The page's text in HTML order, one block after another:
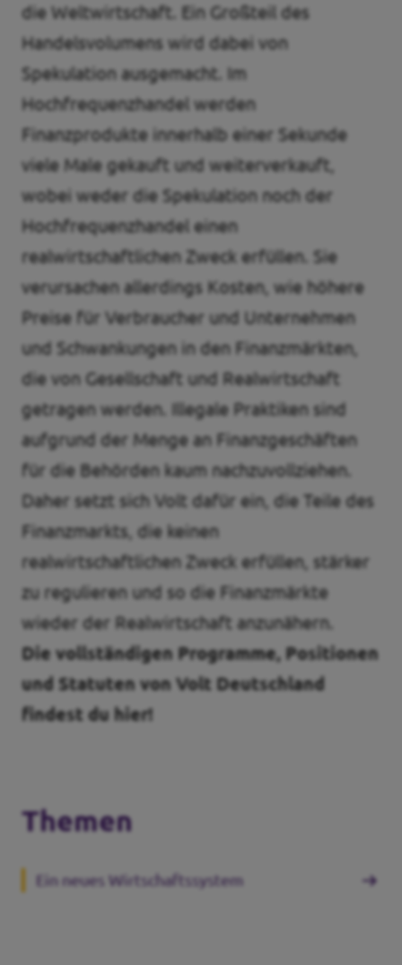
die Weltwirtschaft. Ein Großteil des
Handelsvolumens wird dabei von
Spekulation ausgemacht. Im
Hochfrequenzhandel werden
Finanzprodukte innerhalb einer Sekunde
viele Male gekauft und weiterverkauft,
wobei weder die Spekulation noch der
Hochfrequenzhandel einen
realwirtschaftlichen Zweck erfüllen. Sie
verursachen allerdings Kosten, wie höhere
Preise für Verbraucher und Unternehmen
und Schwankungen in den Finanzmärkten,
die von Gesellschaft und Realwirtschaft
getragen werden. Illegale Praktiken sind
aufgrund der Menge an Finanzgeschäften
für die Behörden kaum nachzuvollziehen.
Daher setzt sich Volt dafür ein, die Teile des
Finanzmarkts, die keinen
realwirtschaftlichen Zweck erfüllen, stärker
zu regulieren und so die Finanzmärkte
wieder der Realwirtschaft anzunähern.
Die vollständigen Programme, Positionen
und Statuten von Volt Deutschland
findest du hier!
Themen
Ein neues Wirtschaftssystem